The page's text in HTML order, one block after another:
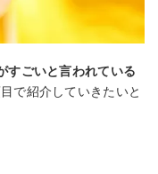
すごいと言われている
で紹介していきたいと